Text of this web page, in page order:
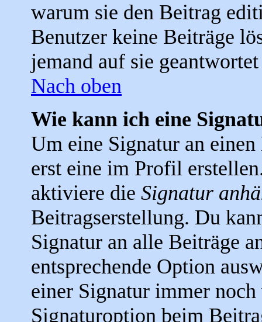
warum sie den Beitrag
Benutzer keine Beiträge
jemand auf sie
Nach oben
Wie kann ich eine
Um eine Signatur an
erst eine im Profil
aktiviere die Signatur
Beitragserstellung. Du
Signatur an alle Beiträge
entsprechende Option
einer Signatur immer
Signaturoption beim